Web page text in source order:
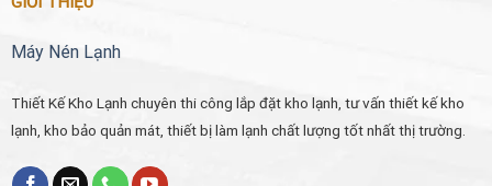
Máy Nén Lạnh
Thiết Kế Kho Lạnh chuyên thi công lắp đặt kho lạnh, tư vấn thiết kế kho
lạnh, kho bảo quản mát, thiết bị làm lạnh chất lượng tốt nhất thị trường.